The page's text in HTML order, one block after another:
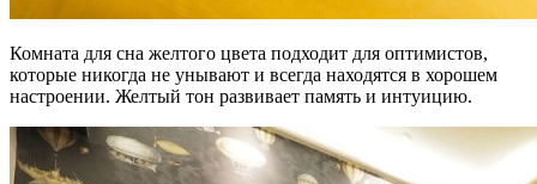
Комната для сна желтого цвета подходит для оптимистов,
которые никогда не унывают и всегда находятся в хорошем
настроении. Желтый тон развивает память и интуицию.